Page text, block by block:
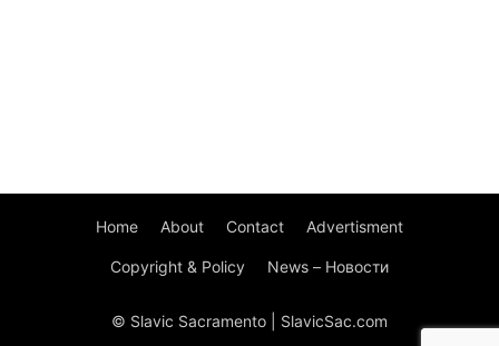
Home About Contact Advertisment
Copyright & Policy News – Новости
© Slavic Sacramento | SlavicSac.com